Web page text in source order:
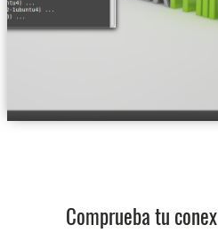
Comprueba tu